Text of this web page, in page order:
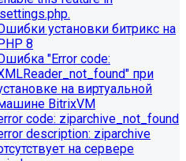
организации
согласно которому в
и скрыть таблицы.
установки битрикс на
8
"Error сode:
при
на виртуальной
BitrixVM
сode: ziparchive_not_found
description: ziparchive
на сервере